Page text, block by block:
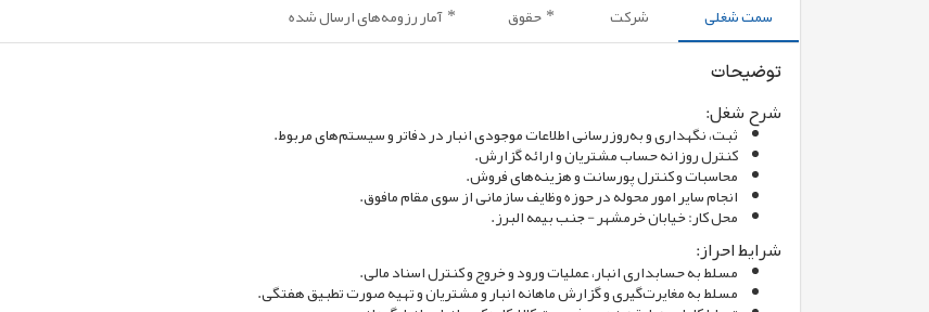
سمت شغلی شرکت حقوق آمار رزومه‌های ارسال شده
توضیحات
شرح شغل:
ثبت، نگهداری و به‌روزرسانی اطلاعات موجودی انبار در دفاتر و سیستم‌های مربوط.
کنترل روزانه حساب مشتریان و ارائه گزارش.
محاسبات و کنترل پورسانت و هزینه‌های فروش.
انجام سایر امور محوله در حوزه وظایف سازمانی از سوی مقام مافوق.
محل کار: خیابان خرمشهر - جنب بیمه البرز.
شرایط احراز:
مسلط به حسابداری انبار، عملیات ورود و خروج و کنترل اسناد مالی.
مسلط به مغایرت‌گیری و گزارش ماهانه انبار و مشتریان و تهیه صورت تطبیق هفتگی.